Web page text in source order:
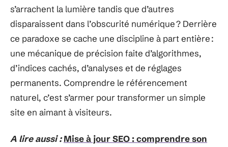
s’arrachent la lumière tandis que d’autres
disparaissent dans l’obscurité numérique ? Derrière
ce paradoxe se cache une discipline à part entière :
une mécanique de précision faite d’algorithmes,
d’indices cachés, d’analyses et de réglages
permanents. Comprendre le référencement
naturel, c’est s’armer pour transformer un simple
site en aimant à visiteurs.
A lire aussi : Mise à jour SEO : comprendre son